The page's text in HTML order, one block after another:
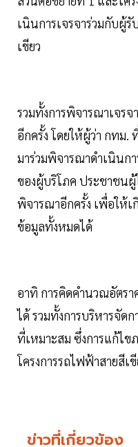
เนินการเจรจาร่วมกับผู้
เขียว
รวมทั้งการพิจารณาเจ
อีกครั้ง โดยให้ผู้ว่า กทม.
มาร่วมพิจารณาดำเนินก
ของผู้บริโภค ประชาชนผู้
พิจารณาอีกครั้ง เพื่อให้เ
ข้อมูลทั้งหมดได้
อาทิ การคิดคำนวณอัตรา
ได้ รวมทั้งการบริหารจัด
ที่เหมาะสม ซึ่งการแก้ไ
โครงการรถไฟฟ้าสายสีเ
ข่าวที่เกี่ยวข้อง